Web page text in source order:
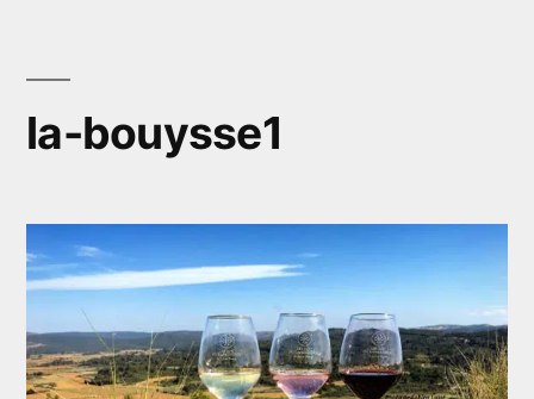
contenu
la-bouysse1